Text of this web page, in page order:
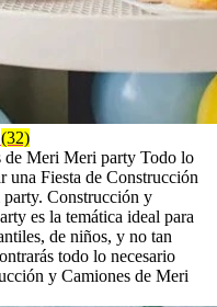
(32)
de Meri Meri party Todo lo
una Fiesta de Construcción
Construcción y
es la temática ideal para
de niños, y no tan
todo lo necesario
y Camiones de Meri